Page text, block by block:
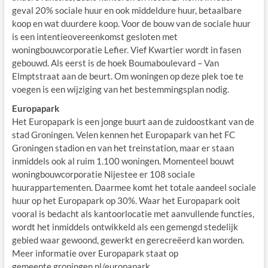
geval 20% sociale huur en ook middeldure huur, betaalbare
koop en wat duurdere koop. Voor de bouw van de sociale huur
is een intentieovereenkomst gesloten met
woningbouwcorporatie Lefier. Vief Kwartier wordt in fasen
gebouwd. Als eerst is de hoek Boumaboulevard – Van
Elmptstraat aan de beurt. Om woningen op deze plek toe te
voegen is een wijziging van het bestemmingsplan nodig.
Europapark
Het Europapark is een jonge buurt aan de zuidoostkant van de
stad Groningen. Velen kennen het Europapark van het FC
Groningen stadion en van het treinstation, maar er staan
inmiddels ook al ruim 1.100 woningen. Momenteel bouwt
woningbouwcorporatie Nijestee er 108 sociale
huurappartementen. Daarmee komt het totale aandeel sociale
huur op het Europapark op 30%. Waar het Europapark ooit
vooral is bedacht als kantoorlocatie met aanvullende functies,
wordt het inmiddels ontwikkeld als een gemengd stedelijk
gebied waar gewoond, gewerkt en gerecreëerd kan worden.
Meer informatie over Europapark staat op